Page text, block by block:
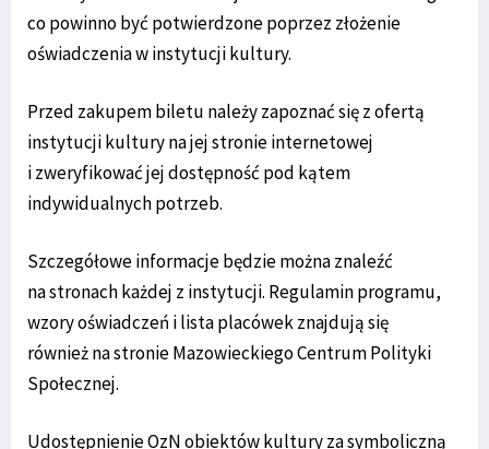
co powinno być potwierdzone poprzez złożenie
oświadczenia w instytucji kultury.
Przed zakupem biletu należy zapoznać się z ofertą
instytucji kultury na jej stronie internetowej
i zweryfikować jej dostępność pod kątem
indywidualnych potrzeb.
Szczegółowe informacje będzie można znaleźć
na stronach każdej z instytucji. Regulamin programu,
wzory oświadczeń i lista placówek znajdują się
również na stronie Mazowieckiego Centrum Polityki
Społecznej.
Udostępnienie OzN obiektów kultury za symboliczną